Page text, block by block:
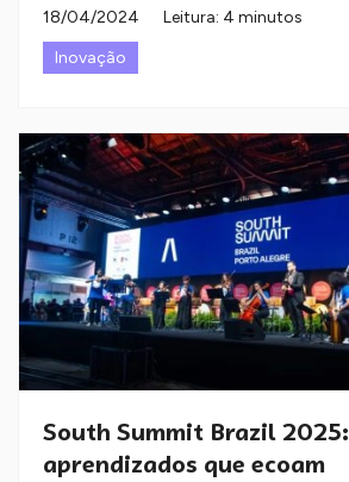
18/04/2024
Leitura: 4 minutos
Inovação
South Summit Brazil 2025:
aprendizados que ecoam